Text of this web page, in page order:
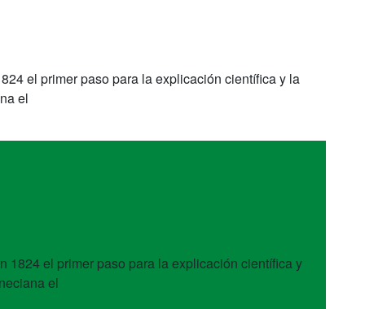
el primer paso para la explicación científica y la
el
1824 el primer paso para la explicación científica y
el